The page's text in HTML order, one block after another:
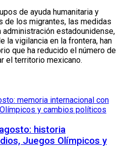
de ayuda humanitaria y
los migrantes, las medidas
administración estadounidense,
la vigilancia en la frontera, han
que ha reducido el número de
el territorio mexicano.
historia
Juegos Olímpicos y